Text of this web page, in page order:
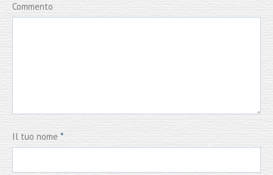
Commento
Il tuo nome *